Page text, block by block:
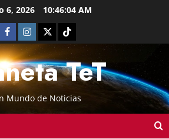
6, 2026 10:46:05 AM
TeT
Mundo de Noticias